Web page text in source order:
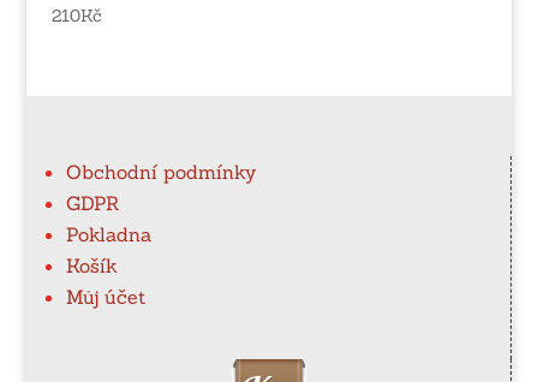
210Kč
Obchodní podmínky
GDPR
Pokladna
Košík
Můj účet